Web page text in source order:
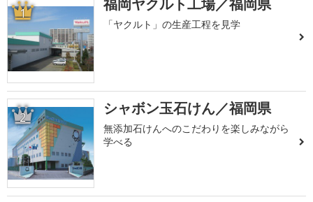
1
「ヤクルト」の生産工程を見学
2 シャボン玉石けん／福岡県
無添加石けんへのこだわりを楽しみながら
学べる